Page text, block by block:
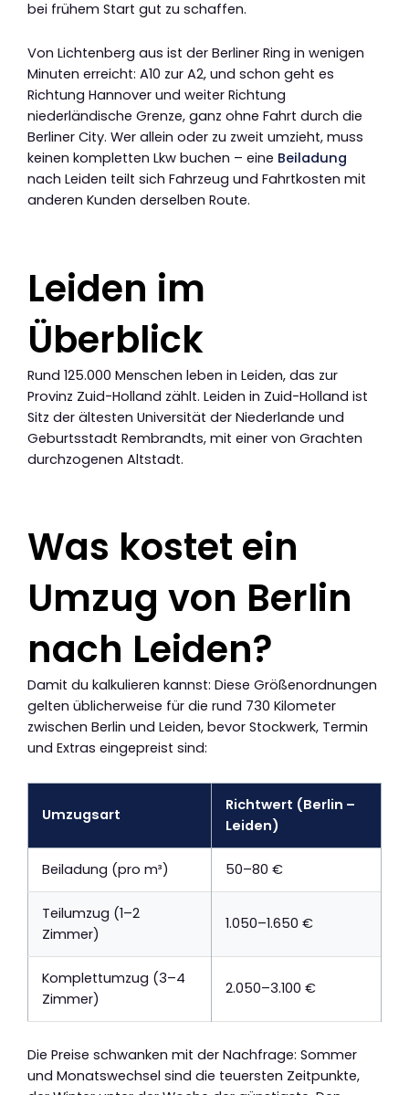
bei frühem Start gut zu schaffen.
Von Lichtenberg aus ist der Berliner Ring in wenigen
Minuten erreicht: A10 zur A2, und schon geht es
Richtung Hannover und weiter Richtung
niederländische Grenze, ganz ohne Fahrt durch die
Berliner City. Wer allein oder zu zweit umzieht, muss
keinen kompletten Lkw buchen – eine Beiladung
nach Leiden teilt sich Fahrzeug und Fahrtkosten mit
anderen Kunden derselben Route.
Leiden im
Überblick
Rund 125.000 Menschen leben in Leiden, das zur
Provinz Zuid-Holland zählt. Leiden in Zuid-Holland ist
Sitz der ältesten Universität der Niederlande und
Geburtsstadt Rembrandts, mit einer von Grachten
durchzogenen Altstadt.
Was kostet ein
Umzug von Berlin
nach Leiden?
Damit du kalkulieren kannst: Diese Größenordnungen
gelten üblicherweise für die rund 730 Kilometer
zwischen Berlin und Leiden, bevor Stockwerk, Termin
und Extras eingepreist sind:
Umzugsart
Richtwert (Berlin –
Leiden)
Beiladung (pro m³) 50–80 €
Teilumzug (1–2
Zimmer)
1.050–1.650 €
Komplettumzug (3–4
Zimmer)
2.050–3.100 €
Die Preise schwanken mit der Nachfrage: Sommer
und Monatswechsel sind die teuersten Zeitpunkte,